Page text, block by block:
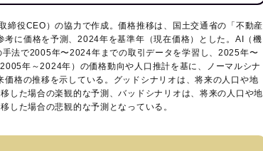
役CEO）の協力で作成。価格推移は、国土交通省の「 不動産
考に価格を予測、2024年を基準年（現在価格）とした。AI（機
法で2005年〜2024年までの取引データを学習し、2025年〜
年～2024年）の価格動向や人口推計を基に、ノーマルシナ
格の推移を示している。グッドシナリオは、将来の人口や地
した場合の楽観的な予測、バッドシナリオは、将来の人口や地
した場合の悲観的な予測となっている。